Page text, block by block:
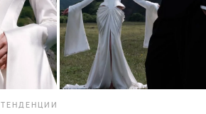
ТЕНДЕНЦИИ